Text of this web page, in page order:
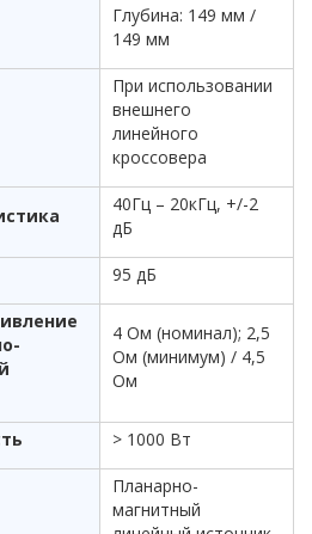
Глубина: 149 мм /
149 мм
При использовании
внешнего
линейного
кроссовера
40Гц – 20кГц, +/-2
дБ
95 дБ
4 Ом (номинал); 2,5
Ом (минимум) / 4,5
Ом
> 1000 Вт
Планарно-
магнитный